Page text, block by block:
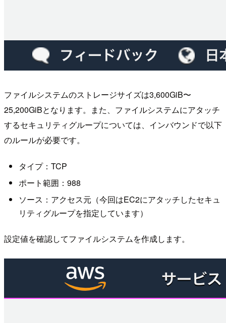
ファイルシステムのストレージサイズは3,600GiB〜
25,200GiBとなります。また、ファイルシステムにアタッチ
するセキュリティグループについては、インバウンドで以下
のルールが必要です。
タイプ：TCP
ポート範囲：988
ソース：アクセス元（今回はEC2にアタッチしたセキュ
リティグループを指定しています）
設定値を確認してファイルシステムを作成します。